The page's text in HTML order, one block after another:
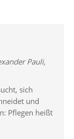
Pauli,
sich
und
Pflegen heißt